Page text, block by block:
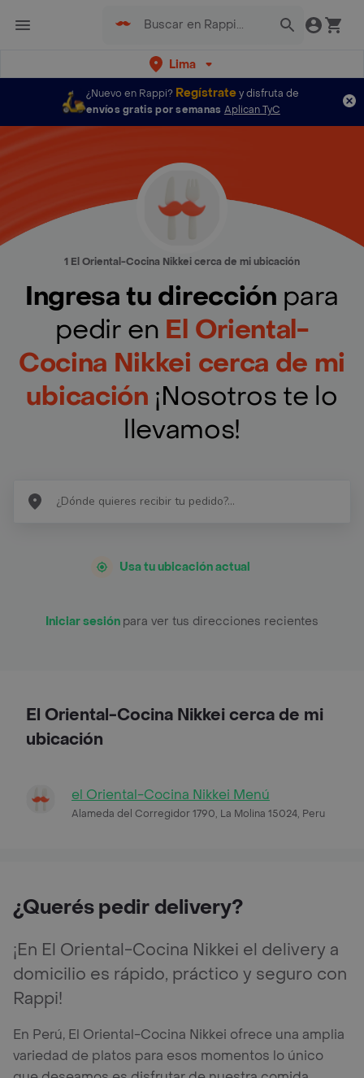
Lima
¿Nuevo en Rappi? Regístratey disfruta de
envíos gratis por semanas Aplican TyC
1 El Oriental-Cocina Nikkei cerca de mi ubicación
Ingresa tu dirección para
pedir en El Oriental-
Cocina Nikkei cerca de mi
ubicación ¡Nosotros te lo
llevamos!
Usa tu ubicación actual
Iniciar sesión para ver tus direcciones recientes
El Oriental-Cocina Nikkei cerca de mi
ubicación
el Oriental-Cocina Nikkei Menú
Alameda del Corregidor 1790, La Molina 15024, Peru
¿Querés pedir delivery?
¡En El Oriental-Cocina Nikkei el delivery a
domicilio es rápido, práctico y seguro con
Rappi!
En Perú, El Oriental-Cocina Nikkei ofrece una amplia
variedad de platos para esos momentos lo único